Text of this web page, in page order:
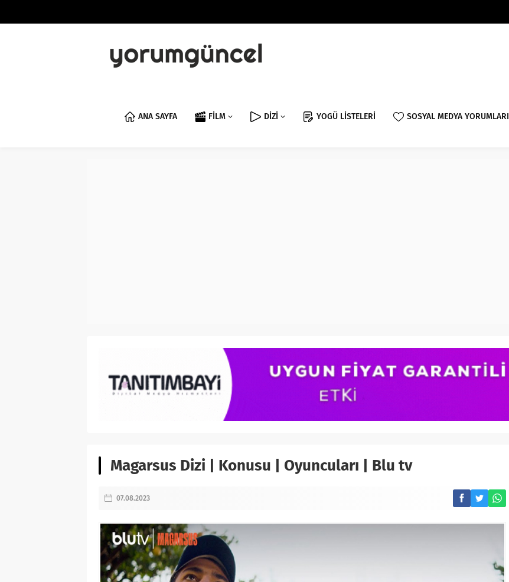
ANA SAYFA FİLM DİZİ YOGÜ LİSTELERİ SOSYAL MEDYA YORUMLARI
Magarsus Dizi | Konusu | Oyuncuları | Blu tv
07.08.2023